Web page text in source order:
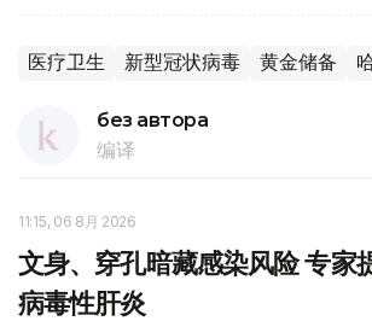
医疗卫生 新型冠状病毒 黄金储备
без автора
编译
11:15, 06 8月 2026
文身、穿孔暗藏感染风险 专家
病毒性肝炎